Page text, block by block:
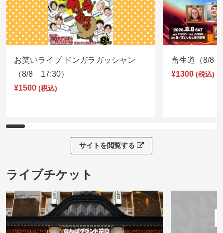
お笑いライブ ドンガラガッシャン
（8/8 17:30）
¥1500 (税込)
畜生道（8/8
¥1300 (税込)
サイトを閲覧する
ライブチケット